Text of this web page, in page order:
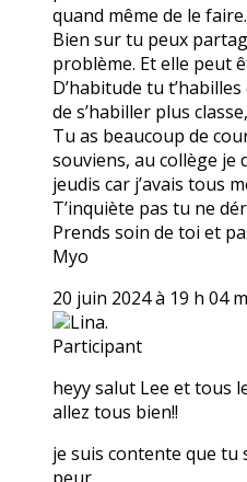
quand même de le
Bien sur tu peux
problème. Et elle peut
D’habitude tu
de s’habiller plus
Tu as beaucoup de
souviens, au collège je
jeudis car j’avais tous
T’inquiète pas tu ne
Prends soin de toi et
Myo
20 juin 2024 à 19 h 04
Lina.
Participant
heyy salut Lee et tous
allez tous bien!!
je suis contente que tu